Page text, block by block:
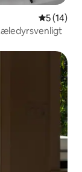
5 ud af 5 i
5 (14)